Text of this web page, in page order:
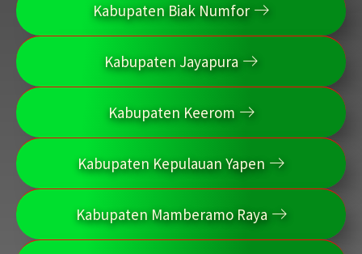
Kabupaten Biak Numfor
Kabupaten Jayapura
Kabupaten Keerom
Kabupaten Kepulauan Yapen
Kabupaten Mamberamo Raya